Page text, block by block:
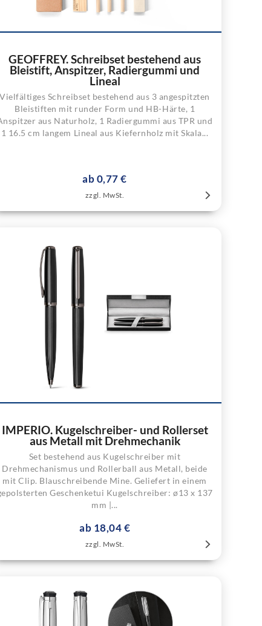
GEOFFREY. Schreibset bestehend aus
Bleistift, Anspitzer, Radiergummi und
Lineal
Vielfältiges Schreibset bestehend aus 3 angespitzten
Bleistiften mit runder Form und HB-Härte, 1
aus Naturholz, 1 Radiergummi aus TPR und
1 16.5 cm langem Lineal aus Kiefernholz mit Skala...
ab 0,77 €
zzgl. MwSt.
IMPERIO. Kugelschreiber- und Rollerset
aus Metall mit Drehmechanik
Set bestehend aus Kugelschreiber mit
Drehmechanismus und Rollerball aus Metall, beide
mit Clip. Blauschreibende Mine. Geliefert in einem
Geschenketui Kugelschreiber: ø13 x 137
mm |...
ab 18,04 €
zzgl. MwSt.